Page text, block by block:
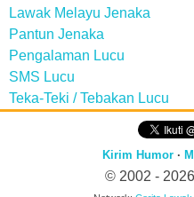
Lawak Melayu Jenaka
Pantun Jenaka
Pengalaman Lucu
SMS Lucu
Teka-Teki / Tebakan Lucu
Kirim Humor·
© 2002 - 2026